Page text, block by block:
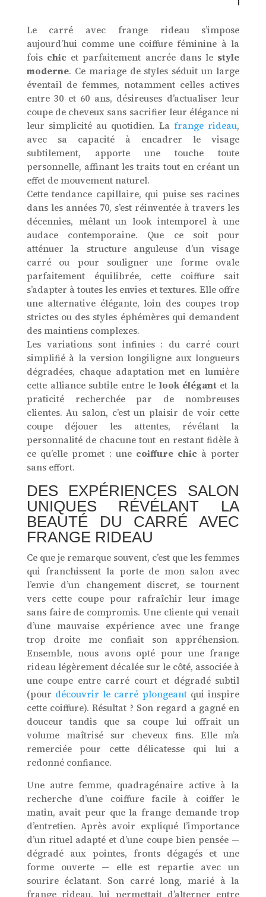
Le carré avec frange rideau s’impose
aujourd’hui comme une coiffure féminine à la
fois chic et parfaitement ancrée dans le style
moderne. Ce mariage de styles séduit un large
éventail de femmes, notamment celles actives
entre 30 et 60 ans, désireuses d’actualiser leur
coupe de cheveux sans sacrifier leur élégance ni
leur simplicité au quotidien. Lafrange rideau,
avec sa capacité à encadrer le visage
subtilement, apporte une touche toute
personnelle, affinant les traits tout en créant un
effet de mouvement naturel.
Cette tendance capillaire, qui puise ses racines
dans les années 70, s’est réinventée à travers les
décennies, mêlant un look intemporel à une
audace contemporaine. Que ce soit pour
atténuer la structure anguleuse d’un visage
carré ou pour souligner une forme ovale
parfaitement équilibrée, cette coiffure sait
s’adapter à toutes les envies et textures. Elle offre
une alternative élégante, loin des coupes trop
strictes ou des styles éphémères qui demandent
des maintiens complexes.
Les variations sont infinies : du carré court
simplifié à la version longiligne aux longueurs
dégradées, chaque adaptation met en lumière
cette alliance subtile entre le look élégant et la
praticité recherchée par de nombreuses
clientes. Au salon, c’est un plaisir de voir cette
coupe déjouer les attentes, révélant la
personnalité de chacune tout en restant fidèle à
ce qu’elle promet : une coiffure chic à porter
sans effort.
DES EXPÉRIENCES SALON
UNIQUES RÉVÉLANT LA
BEAUTÉ DU CARRÉ AVEC
FRANGE RIDEAU
Ce que je remarque souvent, c’est que les femmes
qui franchissent la porte de mon salon avec
l’envie d’un changement discret, se tournent
vers cette coupe pour rafraîchir leur image
sans faire de compromis. Une cliente qui venait
d’une mauvaise expérience avec une frange
trop droite me confiait son appréhension.
Ensemble, nous avons opté pour une frange
rideau légèrement décalée sur le côté, associée à
une coupe entre carré court et dégradé subtil
(pour découvrir le carré plongeantqui inspire
cette coiffure). Résultat ? Son regard a gagné en
douceur tandis que sa coupe lui offrait un
volume maîtrisé sur cheveux fins. Elle m’a
remerciée pour cette délicatesse qui lui a
redonné confiance.
Une autre femme, quadragénaire active à la
recherche d’une coiffure facile à coiffer le
matin, avait peur que la frange demande trop
d’entretien. Après avoir expliqué l’importance
d’un rituel adapté et d’une coupe bien pensée —
dégradé aux pointes, fronts dégagés et une
forme ouverte — elle est repartie avec un
sourire éclatant. Son carré long, marié à la
frange rideau, lui permettait d’alterner entre